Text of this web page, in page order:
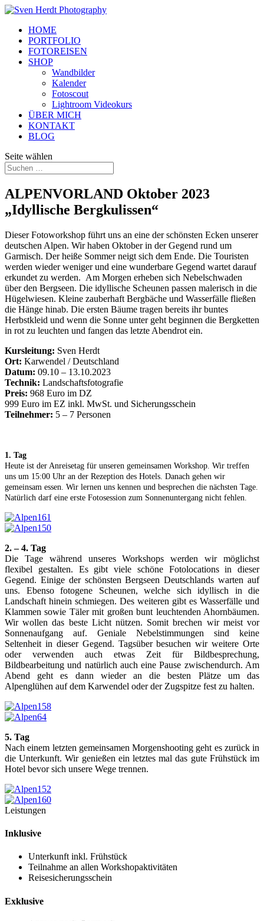
HOME
PORTFOLIO
FOTOREISEN
SHOP
Wandbilder
Kalender
Fotoscout
Lightroom Videokurs
ÜBER MICH
KONTAKT
BLOG
Seite wählen
ALPENVORLAND Oktober 2023
„Idyllische Bergkulissen“
Dieser Fotoworkshop führt uns an eine der schönsten Ecken unserer
deutschen Alpen. Wir haben Oktober in der Gegend rund um
Garmisch. Der heiße Sommer neigt sich dem Ende. Die Touristen
werden wieder weniger und eine wunderbare Gegend wartet darauf
erkundet zu werden. Am Morgen erheben sich Nebelschwaden
über den Bergseen. Die idyllische Scheunen passen malerisch in die
Hügelwiesen. Kleine zauberhaft Bergbäche und Wasserfälle fließen
die Hänge hinab. Die ersten Bäume tragen bereits ihr buntes
Herbstkleid und wenn die Sonne unter geht beginnen die Bergketten
in rot zu leuchten und fangen das letzte Abendrot ein.
Kursleitung: Sven Herdt
Ort: Karwendel / Deutschland
Datum: 09.10 – 13.10.2023
Technik: Landschaftsfotografie
Preis: 968 Euro im DZ
999 Euro im EZ inkl. MwSt. und Sicherungsschein
Teilnehmer: 5 – 7 Personen
1. Tag
Heute ist der Anreisetag für unseren gemeinsamen Workshop. Wir treffen
uns um 15:00 Uhr an der Rezeption des Hotels. Danach gehen wir
gemeinsam essen. Wir lernen uns kennen und besprechen die nächsten Tage.
Natürlich darf eine erste Fotosession zum Sonnenuntergang nicht fehlen.
2. – 4. Tag
Die Tage während unseres Workshops werden wir möglichst
flexibel gestalten. Es gibt viele schöne Fotolocations in dieser
Gegend. Einige der schönsten Bergseen Deutschlands warten auf
uns. Ebenso fotogene Scheunen, welche sich idyllisch in die
Landschaft hinein schmiegen. Des weiteren gibt es Wasserfälle und
Klammen sowie Täler mit großen bunt leuchtenden Ahornbäumen.
Wir wollen das beste Licht nützen. Somit brechen wir meist vor
Sonnenaufgang auf. Geniale Nebelstimmungen sind keine
Seltenheit in dieser Gegend. Tagsüber besuchen wir weitere Orte
oder verwenden auch etwas Zeit für Bildbesprechung,
Bildbearbeitung und natürlich auch eine Pause zwischendurch. Am
Abend geht es dann wieder an die besten Plätze um das
Alpenglühen auf dem Karwendel oder der Zugspitze fest zu halten.
5. Tag
Nach einem letzten gemeinsamen Morgenshooting geht es zurück in
die Unterkunft. Wir genießen ein letztes mal das gute Frühstück im
Hotel bevor sich unsere Wege trennen.
Leistungen
Inklusive
Unterkunft inkl. Frühstück
Teilnahme an allen Workshopaktivitäten
Reisesicherungsschein
Exklusive